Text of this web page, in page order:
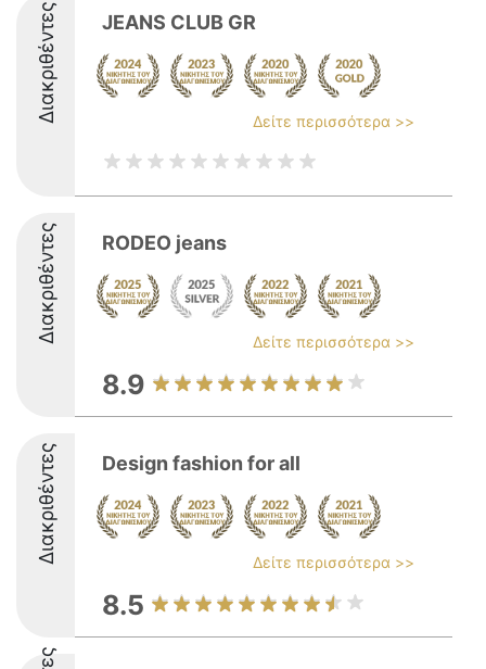
Διακριθέντες JEANS CLUB GR
Δείτε περισσότερα >>
Διακριθέντες RODEO jeans
Δείτε περισσότερα >>
8.9
Διακριθέντες Design fashion for all
Δείτε περισσότερα >>
8.5